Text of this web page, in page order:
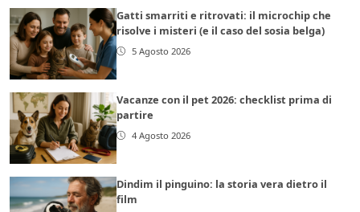
Gatti smarriti e ritrovati: il microchip che
risolve i misteri (e il caso del sosia belga)
5 Agosto 2026
Vacanze con il pet 2026: checklist prima di
partire
4 Agosto 2026
Dindim il pinguino: la storia vera dietro il
film